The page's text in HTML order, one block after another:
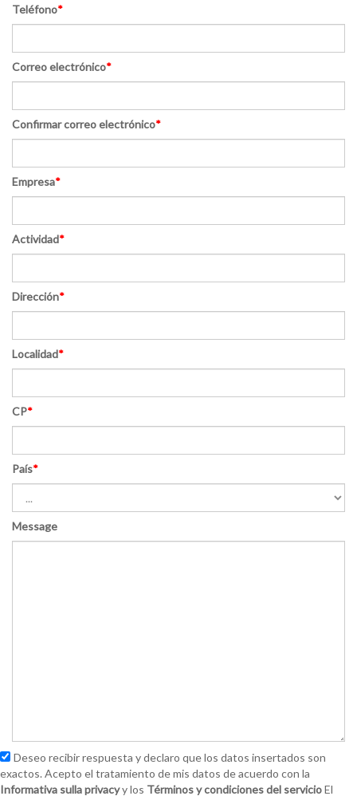
Teléfono*
Correo electrónico*
Confirmar correo electrónico*
Empresa*
Actividad*
Dirección*
Localidad*
CP*
País*
Message
Deseo recibir respuesta y declaro que los datos insertados son
exactos. Acepto el tratamiento de mis datos de acuerdo con la
Informativa sulla privacyy los Términos y condiciones del servicio